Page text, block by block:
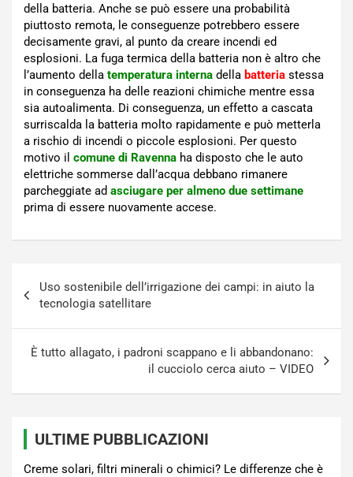
della batteria. Anche se può essere una probabilità
piuttosto remota, le conseguenze potrebbero essere
decisamente gravi, al punto da creare incendi ed
esplosioni. La fuga termica della batteria non è altro che
l’aumento della temperatura interna della batteria stessa
in conseguenza ha delle reazioni chimiche mentre essa
sia autoalimenta. Di conseguenza, un effetto a cascata
surriscalda la batteria molto rapidamente e può metterla
a rischio di incendi o piccole esplosioni. Per questo
motivo il comune di Ravenna ha disposto che le auto
elettriche sommerse dall’acqua debbano rimanere
parcheggiate ad asciugare per almeno due settimane
prima di essere nuovamente accese.
articoli
Uso sostenibile dell’irrigazione dei campi: in aiuto la
tecnologia satellitare
È tutto allagato, i padroni scappano e li abbandonano:
il cucciolo cerca aiuto – VIDEO
ULTIME PUBBLICAZIONI
Creme solari, filtri minerali o chimici? Le differenze che è